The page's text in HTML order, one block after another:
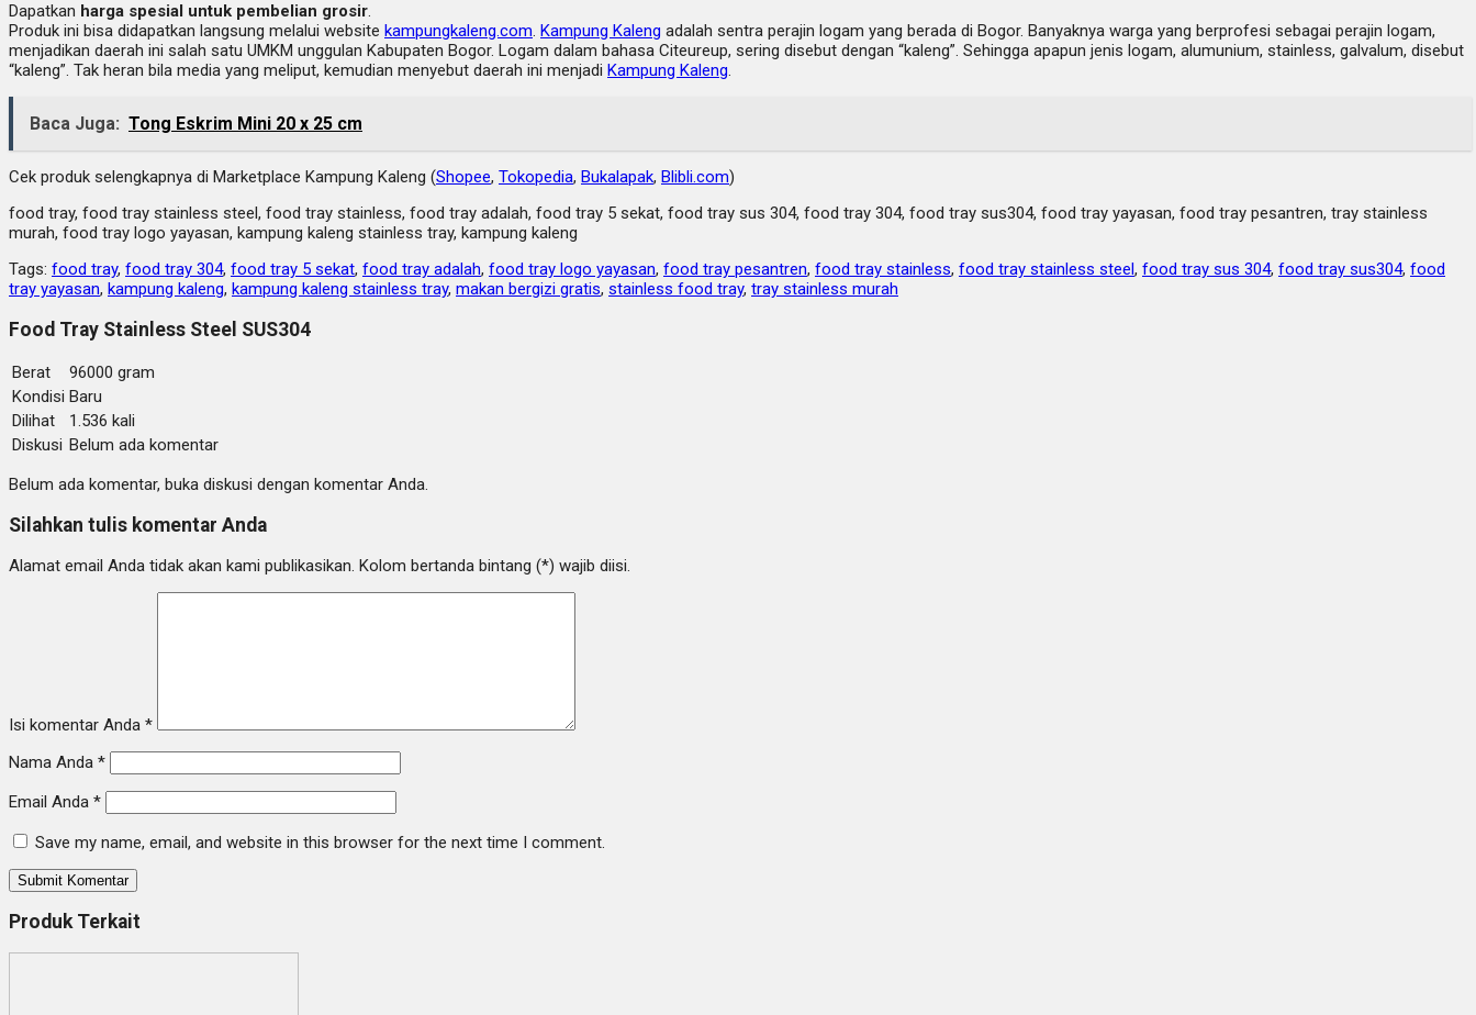
Dapatkan harga spesial untuk pembelian grosir.
Produk ini bisa didapatkan langsung melalui website kampungkaleng.com. Kampung Kaleng adalah sentra perajin logam yang berada di Bogor. Banyaknya warga yang berprofesi sebagai perajin logam,
menjadikan daerah ini salah satu UMKM unggulan Kabupaten Bogor. Logam dalam bahasa Citeureup, sering disebut dengan “kaleng”. Sehingga apapun jenis logam, alumunium, stainless, galvalum, disebut
“kaleng”. Tak heran bila media yang meliput, kemudian menyebut daerah ini menjadi Kampung Kaleng.
Baca Juga: Tong Eskrim Mini 20 x 25 cm
Cek produk selengkapnya di Marketplace Kampung Kaleng (Shopee, Tokopedia, Bukalapak, Blibli.com)
food tray, food tray stainless steel, food tray stainless, food tray adalah, food tray 5 sekat, food tray sus 304, food tray 304, food tray sus304, food tray yayasan, food tray pesantren, tray stainless
murah, food tray logo yayasan, kampung kaleng stainless tray, kampung kaleng
Tags: food tray, food tray 304, food tray 5 sekat, food tray adalah, food tray logo yayasan, food tray pesantren, food tray stainless, food tray stainless steel , food tray sus 304, food tray sus304, food
tray yayasan, kampung kaleng, kampung kaleng stainless tray, makan bergizi gratis, stainless food tray, tray stainless murah
Food Tray Stainless Steel SUS304
Berat
96000 gram
Kondisi Baru
Dilihat
1.536 kali
Diskusi Belum ada komentar
Belum ada komentar, buka diskusi dengan komentar Anda.
Silahkan tulis komentar Anda
Alamat email Anda tidak akan kami publikasikan. Kolom bertanda bintang (*) wajib diisi.
Isi komentar Anda *
Nama Anda *
Email Anda *
Save my name, email, and website in this browser for the next time I comment.
Produk Terkait